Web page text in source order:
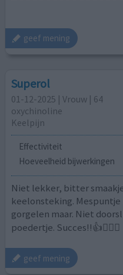
geef mening
Superol
01-12-2025 | Vrouw | 64
oxychinoline
Keelpijn
Effectiviteit
Hoeveelheid bijwerkingen
Niet lekker, bitter
keelonsteking.
gorgelen maar. Niet
poedertje. Succes!!👍🙋🏻‍♀️
geef mening